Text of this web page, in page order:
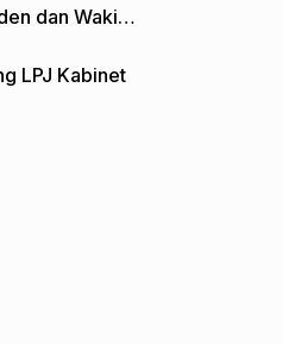
dan Wakil
LPJ Kabinet